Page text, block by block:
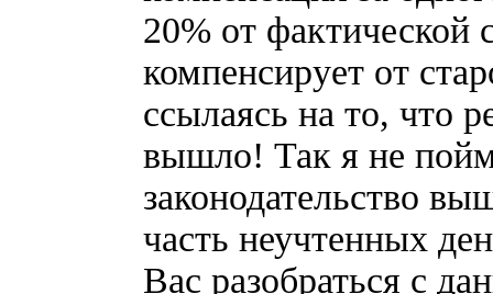
20% от
компенсирует от
ссылаясь на то, что
вышло! Так я не
законодательство
часть неучтенных
Вас разобраться с